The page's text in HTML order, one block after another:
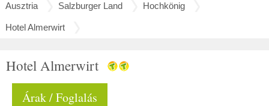
Ausztria Salzburger Land Hochkönig
Hotel Almerwirt
Hotel Almerwirt
Árak / Foglalás